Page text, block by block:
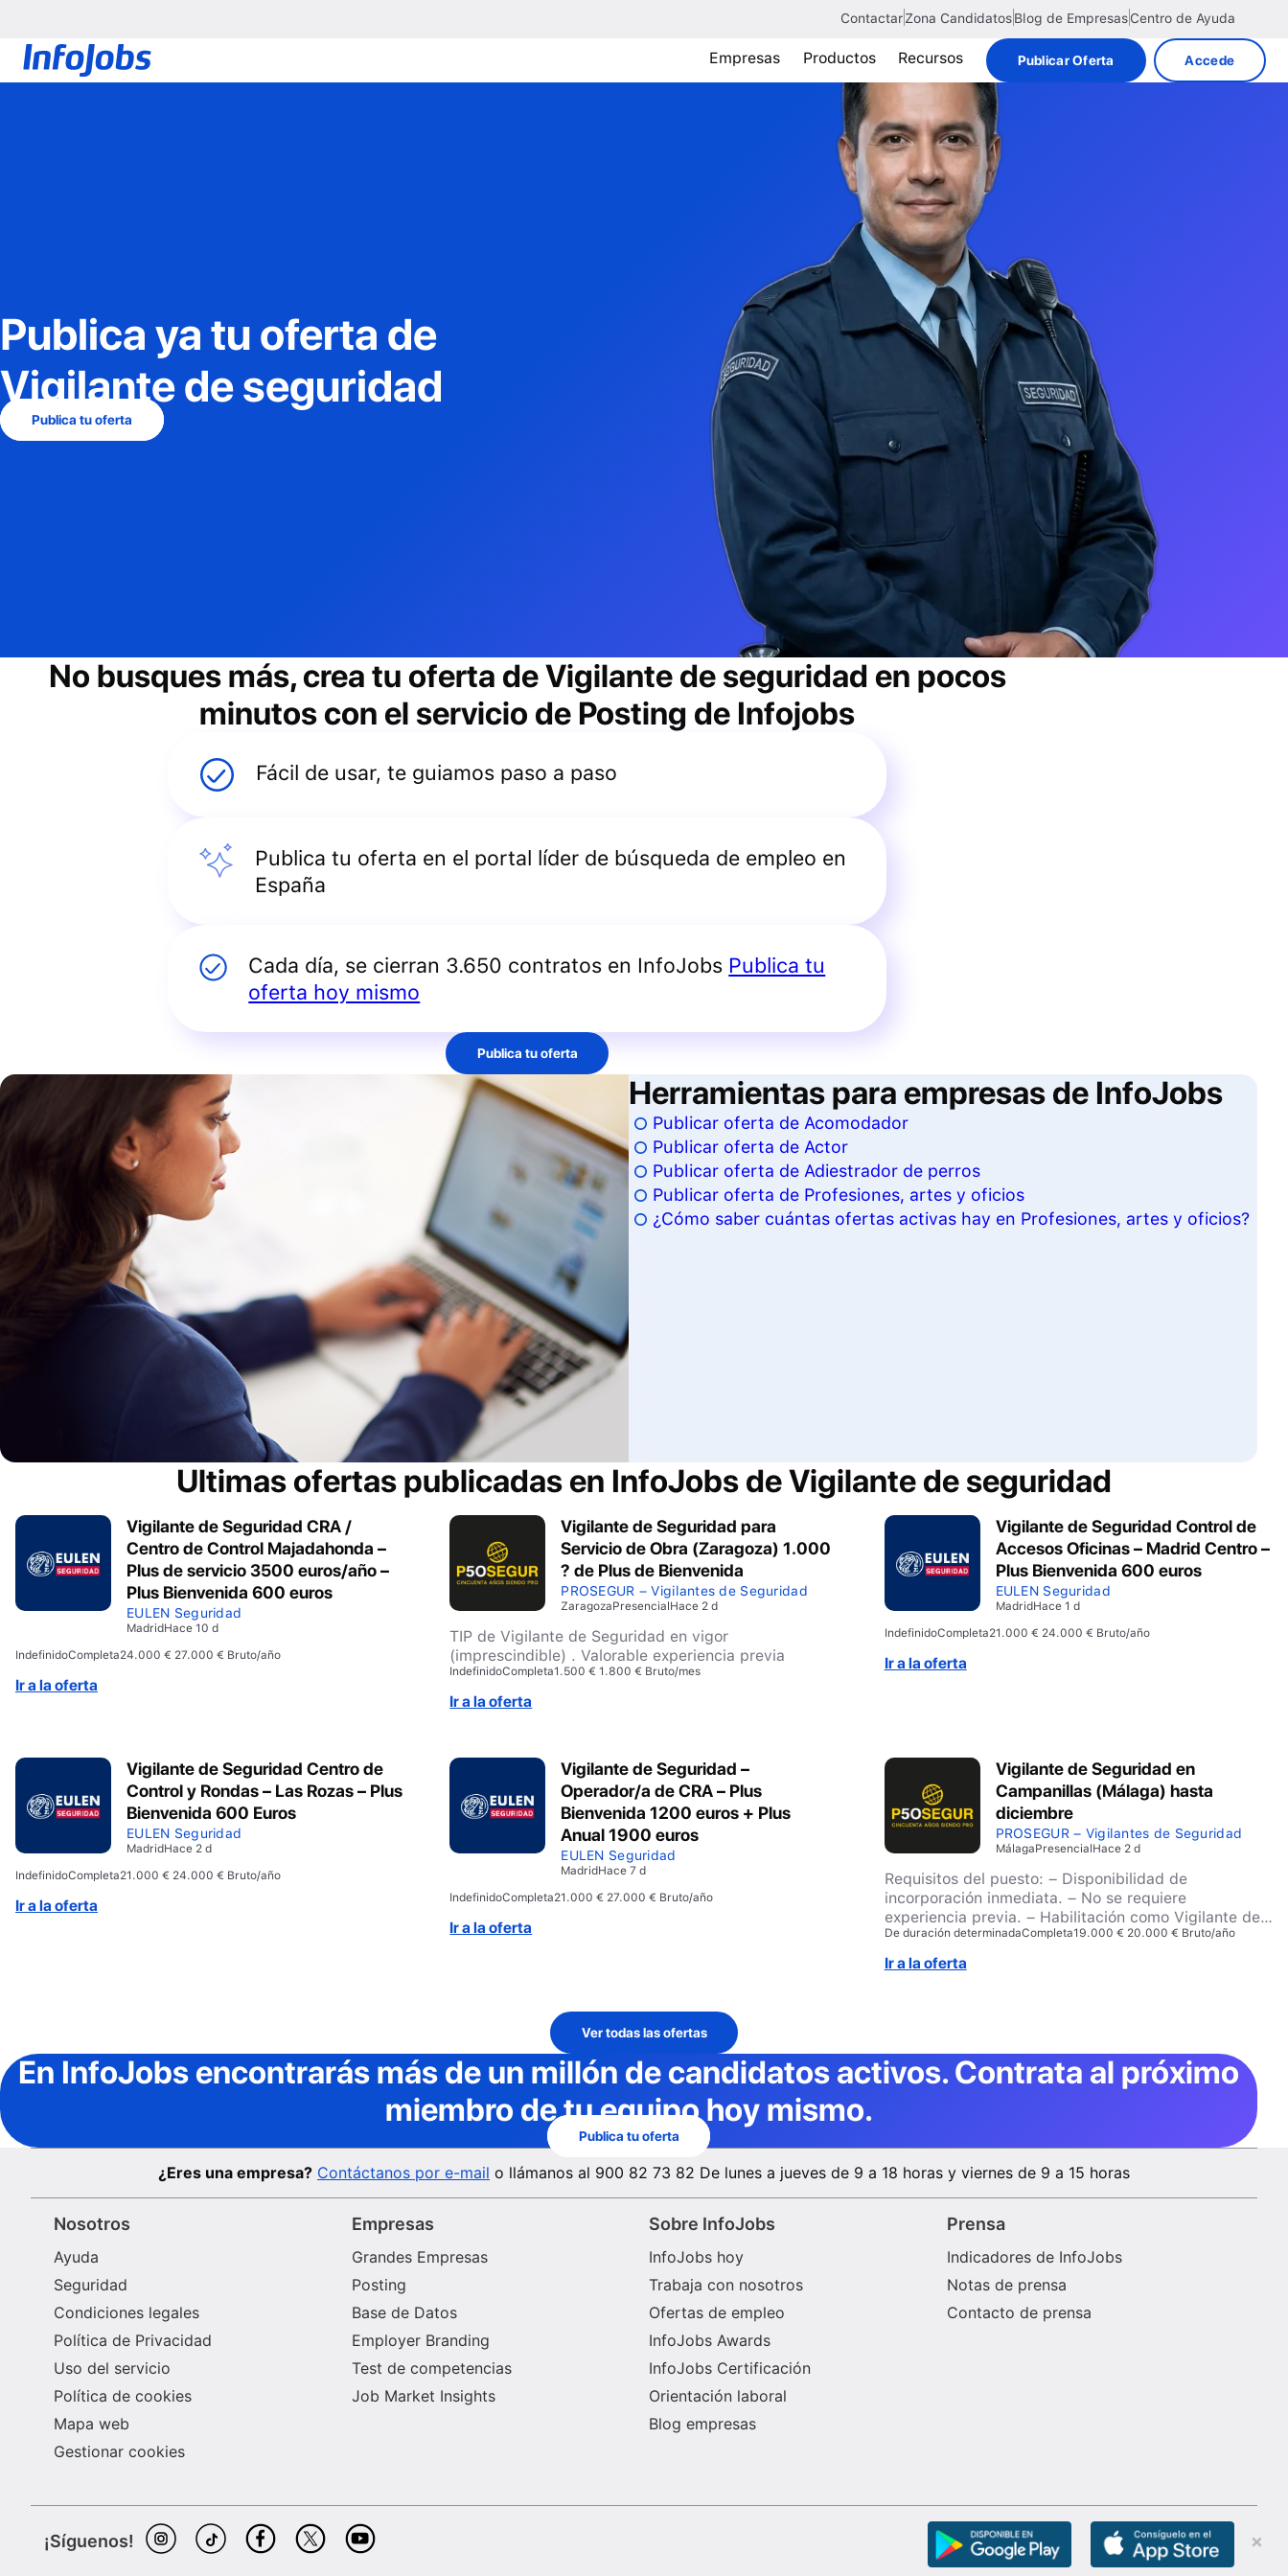
ContactarZona CandidatosBlog de EmpresasCentro de Ayuda
Empresas Productos Recursos Publicar Oferta Accede
Publica ya tu oferta de
Vigilante de seguridad
Publica tu oferta
No busques más, crea tu oferta deVigilante de seguridad en pocos
minutos con el servicio de Posting de Infojobs
Fácil de usar, te guiamos paso a paso
Publica tu oferta en el portal líder de búsqueda de empleo en
España
Cada día, se cierran 3.650 contratos en InfoJobs Publica tu
oferta hoy mismo
Publica tu oferta
Herramientas para empresas de InfoJobs
Publicar oferta de Acomodador
Publicar oferta de Actor
Publicar oferta de Adiestrador de perros
Publicar oferta de Profesiones, artes y oficios
¿Cómo saber cuántas ofertas activas hay en Profesiones, artes y oficios?
Ultimas ofertas publicadas en InfoJobs deVigilante de seguridad
Vigilante de Seguridad CRA /
Centro de Control Majadahonda –
Plus de servicio 3500 euros/año –
Plus Bienvenida 600 euros
EULEN Seguridad
MadridHace 10 d
IndefinidoCompleta24.000 € 27.000 € Bruto/año
Ir a la oferta
Vigilante de Seguridad para
Servicio de Obra (Zaragoza) 1.000
? de Plus de Bienvenida
PROSEGUR – Vigilantes de Seguridad
ZaragozaPresencialHace 2 d
TIP de Vigilante de Seguridad en vigor
(imprescindible) . Valorable experiencia previa
IndefinidoCompleta1.500 € 1.800 € Bruto/mes
Ir a la oferta
Vigilante de Seguridad Control de
Accesos Oficinas – Madrid Centro –
Plus Bienvenida 600 euros
EULEN Seguridad
MadridHace 1 d
IndefinidoCompleta21.000 € 24.000 € Bruto/año
Ir a la oferta
Vigilante de Seguridad Centro de
Control y Rondas – Las Rozas – Plus
Bienvenida 600 Euros
EULEN Seguridad
MadridHace 2 d
IndefinidoCompleta21.000 € 24.000 € Bruto/año
Ir a la oferta
Vigilante de Seguridad –
Operador/a de CRA – Plus
Bienvenida 1200 euros + Plus
Anual 1900 euros
EULEN Seguridad
MadridHace 7 d
IndefinidoCompleta21.000 € 27.000 € Bruto/año
Ir a la oferta
Vigilante de Seguridad en
Campanillas (Málaga) hasta
diciembre
PROSEGUR – Vigilantes de Seguridad
MálagaPresencialHace 2 d
Requisitos del puesto: – Disponibilidad de
incorporación inmediata. – No se requiere
experiencia previa. – Habilitación como Vigilante de
Seguridad (conforme a la normativa vigente). –
Residencia en Campanillas o alrededores. –
Capacidad para trabajar en equipo y de forma
De duración determinadaCompleta19.000 € 20.000 € Bruto/año
Ir a la oferta
Ver todas las ofertas
En InfoJobs encontrarás más de un millón de candidatos activos. Contrata al próximo
miembro de tu equipo hoy mismo.
Publica tu oferta
¿Eres una empresa? Contáctanos por e-mail o llámanos al 900 82 73 82 De lunes a jueves de 9 a 18 horas y viernes de 9 a 15 horas
Nosotros
Ayuda
Seguridad
Condiciones legales
Política de Privacidad
Uso del servicio
Política de cookies
Mapa web
Gestionar cookies
Empresas
Grandes Empresas
Posting
Base de Datos
Employer Branding
Test de competencias
Job Market Insights
Sobre InfoJobs
InfoJobs hoy
Trabaja con nosotros
Ofertas de empleo
InfoJobs Awards
InfoJobs Certificación
Orientación laboral
Blog empresas
Prensa
Indicadores de InfoJobs
Notas de prensa
Contacto de prensa
¡Síguenos!